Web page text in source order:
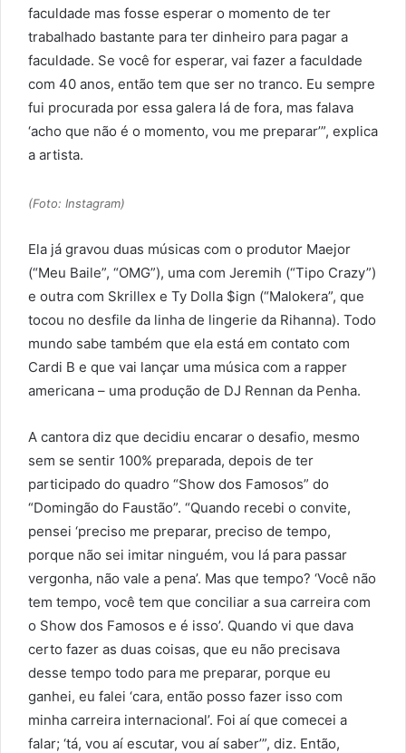
faculdade mas fosse esperar o momento de ter
trabalhado bastante para ter dinheiro para pagar a
faculdade. Se você for esperar, vai fazer a faculdade
com 40 anos, então tem que ser no tranco. Eu sempre
fui procurada por essa galera lá de fora, mas falava
‘acho que não é o momento, vou me preparar’”, explica
a artista.
(Foto: Instagram)
Ela já gravou duas músicas com o produtor Maejor
(“Meu Baile”, “OMG”), uma com Jeremih (“Tipo Crazy”)
e outra com Skrillex e Ty Dolla $ign (“Malokera”, que
tocou no desfile da linha de lingerie da Rihanna). Todo
mundo sabe também que ela está em contato com
Cardi B e que vai lançar uma música com a rapper
americana – uma produção de DJ Rennan da Penha.
A cantora diz que decidiu encarar o desafio, mesmo
sem se sentir 100% preparada, depois de ter
participado do quadro “Show dos Famosos” do
“Domingão do Faustão”. “Quando recebi o convite,
pensei ‘preciso me preparar, preciso de tempo,
porque não sei imitar ninguém, vou lá para passar
vergonha, não vale a pena’. Mas que tempo? ‘Você não
tem tempo, você tem que conciliar a sua carreira com
o Show dos Famosos e é isso’. Quando vi que dava
certo fazer as duas coisas, que eu não precisava
desse tempo todo para me preparar, porque eu
ganhei, eu falei ‘cara, então posso fazer isso com
minha carreira internacional’. Foi aí que comecei a
falar; ‘tá, vou aí escutar, vou aí saber’”, diz. Então,